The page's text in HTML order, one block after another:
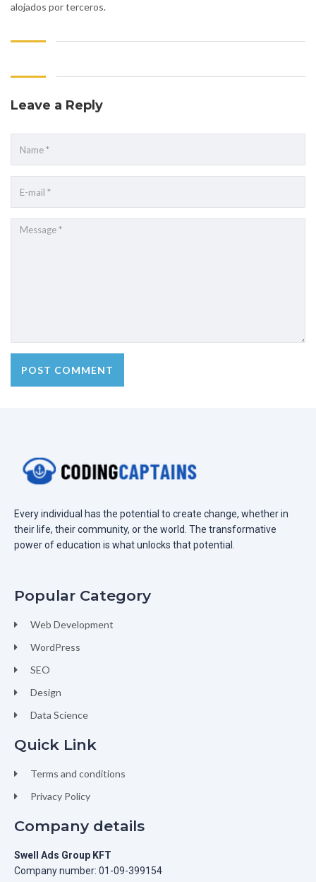
alojados por terceros.
Leave a Reply
Every individual has the potential to create change, whether in
their life, their community, or the world. The transformative
power of education is what unlocks that potential.
Popular Category
Web Development
WordPress
SEO
Design
Data Science
Quick Link
Terms and conditions
Privacy Policy
Company details
Swell Ads Group KFT
Company number: 01-09-399154